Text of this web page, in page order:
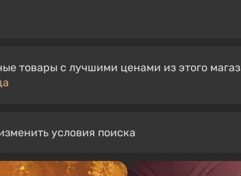
товары с лучшими ценами из этого
условия поиска